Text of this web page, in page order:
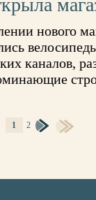
нового
каналов,
1 2